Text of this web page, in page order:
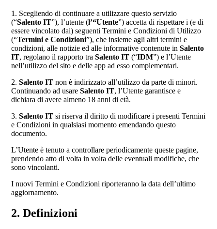
1. Scegliendo di continuare a utilizzare questo servizio
(“Salento IT”), l’utente (l’“Utente”) accetta di rispettare i (e di
essere vincolato dai) seguenti Termini e Condizioni di Utilizzo
(“Termini e Condizioni”), che insieme agli altri termini e
condizioni, alle notizie ed alle informative contenute in Salento
IT, regolano il rapporto tra Salento IT (“IDM”) e l’Utente
nell’utilizzo del sito e delle app ad esso complementari.
2. Salento IT non è indirizzato all’utilizzo da parte di minori.
Continuando ad usare Salento IT, l’Utente garantisce e
dichiara di avere almeno 18 anni di età.
3. Salento IT si riserva il diritto di modificare i presenti Termini
e Condizioni in qualsiasi momento emendando questo
documento.
L’Utente è tenuto a controllare periodicamente queste pagine,
prendendo atto di volta in volta delle eventuali modifiche, che
sono vincolanti.
I nuovi Termini e Condizioni riporteranno la data dell’ultimo
aggiornamento.
2. Definizioni